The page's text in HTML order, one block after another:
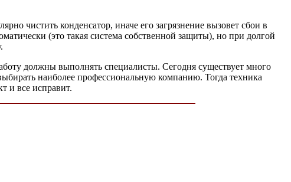
чистить конденсатор, иначе его загрязнение вызовет сбои в
(это такая система собственной защиты), но при долгой
должны выполнять специалисты. Сегодня существует много
наиболее профессиональную компанию. Тогда техника
и все исправит.